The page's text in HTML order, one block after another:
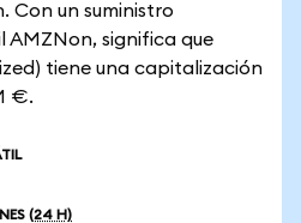
Con un suministro
AMZNon, significa que
tiene una capitalización
€.
(24 H)